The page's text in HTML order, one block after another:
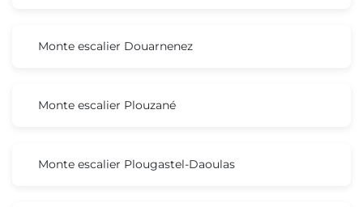
Monte escalier Douarnenez
Monte escalier Plouzané
Monte escalier Plougastel-Daoulas